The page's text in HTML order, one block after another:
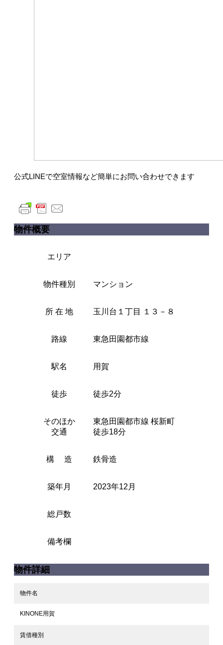
公式LINEで空室情報など簡単にお問い合わせできます
物件概要
エリア
物件種別 マンション
所 在 地 玉川台１丁目 １３－８
路線 東急田園都市線
駅名 用賀
徒歩 徒歩2分
そのほか
交通
東急田園都市線 桜新町
徒歩18分
構 造 鉄骨造
築年月 2023年12月
総戸数
備考欄
物件詳細
物件名
KINONE用賀
賃借種別